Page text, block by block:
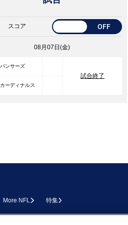
スコア OFF
08月07日(金)
パンサーズ
試合終了
カーディナルス
More NFL 特集